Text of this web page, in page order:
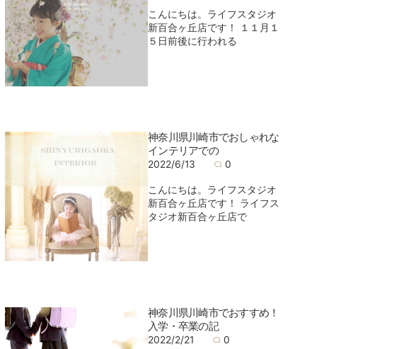
こんにちは。ライフスタジオ
新百合ヶ丘店です！ １１月１
５日前後に行われる
神奈川県川崎市でおしゃれな
インテリアでの
2022/6/13 0
こんにちは。ライフスタジオ
新百合ヶ丘店です！ ライフス
タジオ新百合ヶ丘店で
神奈川県川崎市でおすすめ！
入学・卒業の記
2022/2/21 0